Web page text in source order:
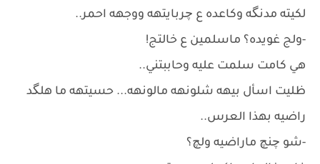
لكيته مدنگه وكاعده ع چربايتهه ووجهه احمر..
-ولج غويده؟ ماسلمين ع خالتج!
هي كامت سلمت عليه وحاببتني..
ظليت اسأل بيهه شلونهه مالونهه... حسيتهه ما هلگد
راضيه بهذا العرس..
-شو چنچ ماراضيه ولچ؟